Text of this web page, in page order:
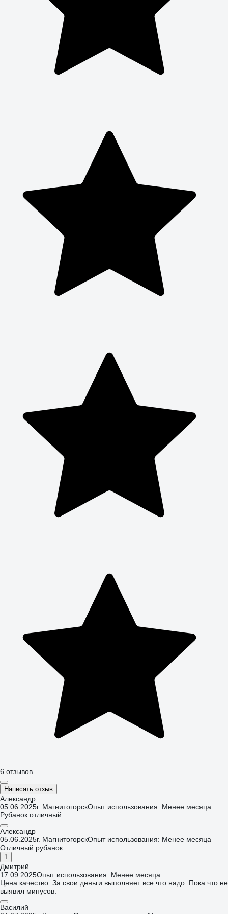
6 отзывов
Написать отзыв
Александр
05.06.2025г. МагнитогорскОпыт использования: Менее месяца
Рубанок отличный
Александр
05.06.2025г. МагнитогорскОпыт использования: Менее месяца
Отличный рубанок
1
Дмитрий
17.09.2025Опыт использования: Менее месяца
Цена качество. За свои деньги выполняет все что надо. Пока что не
выявил минусов.
Василий